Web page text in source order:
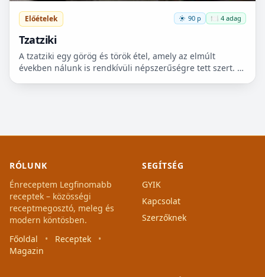
Előételek 90 p 🍽️ 4 adag
Tzatziki
A tzatziki egy görög és török étel, amely az elmúlt
években nálunk is rendkívüli népszerűségre tett szert. A
RÓLUNK
Énreceptem Legfinomabb
receptek – közösségi
receptmegosztó, meleg és
modern köntösben.
Főoldal
• Receptek
•
Magazin
SEGÍTSÉG
GYIK
Kapcsolat
Szerzőknek